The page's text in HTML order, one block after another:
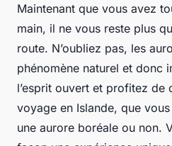
Maintenant que vous avez
main, il ne vous reste plus
route. N’oubliez pas, les
phénomène naturel et donc
l’esprit ouvert et profitez de
voyage en Islande, que
une aurore boréale ou non.